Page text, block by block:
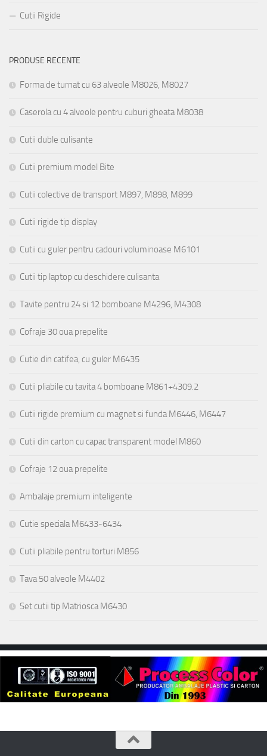
Cutii Rigide
PRODUSE RECENTE
Forma de turnat cu 63 alveole M8026, M8027
Caserola cu 4 alveole pentru cuburi gheata M8038
Cutii duble culisante
Cutii premium model Bite
Cutii colective de transport M897, M898, M899
Cutii rigide tip display
Cutii cu guler pentru cadouri voluminoase M6101
Cutii tip laptop cu deschidere culisanta
Tavite pentru 24 si 12 bomboane M4296, M4308
Cofraje 30 oua prepelite
Cutie din catifea, cu guler M6435
Cutii pliabile cu tavita 4 bomboane M861+4309.2
Cutii rigide premium cu magnet si funda M6446, M6447
Cutii din carton cu capac transparent model M860
Cofraje 12 oua prepelite
Ambalaje premium inteligente
Cutie speciala M6433-6434
Cutii pliabile pentru torturi M856
Tava 50 alveole M4402
Set cutii tip Matriosca M6430